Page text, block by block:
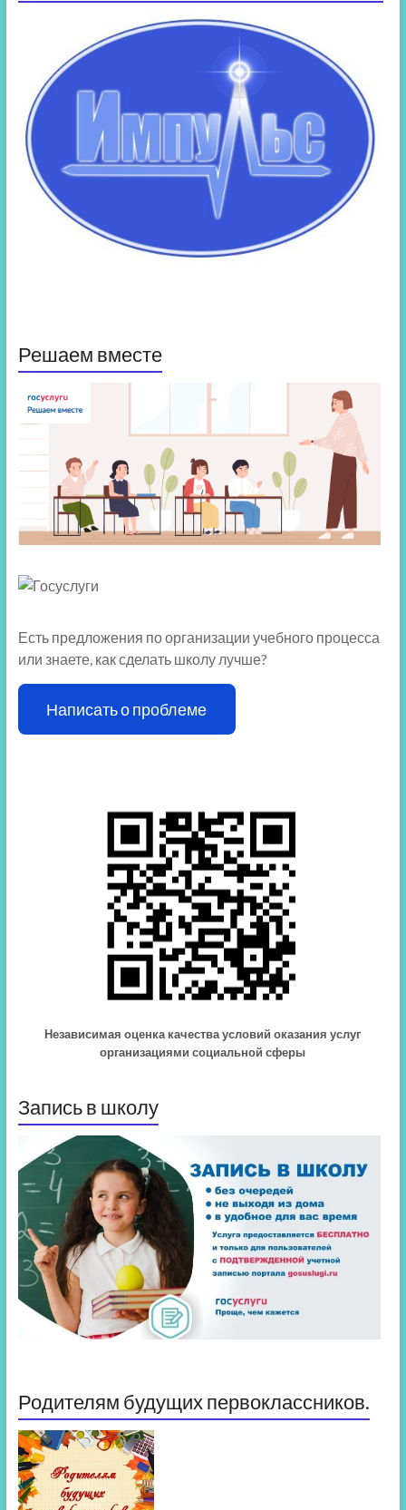
Решаем вместе
Есть предложения по организации учебного процесса
или знаете, как сделать школу лучше?
Написать о проблеме
Независимая оценка качества условий оказания услуг
организациями социальной сферы
Запись в школу
Родителям будущих первоклассников.